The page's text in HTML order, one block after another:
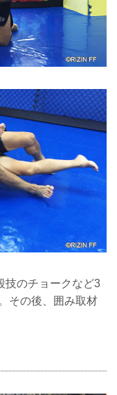
技のチョークなど3
その後、囲み取材